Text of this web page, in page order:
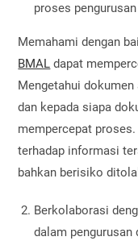
proses
Memahami dengan
BMAL dapat
Mengetahui
dan kepada siapa
mempercepat
terhadap informasi
bahkan berisiko
Berkolaborasi
dalam pengurusan